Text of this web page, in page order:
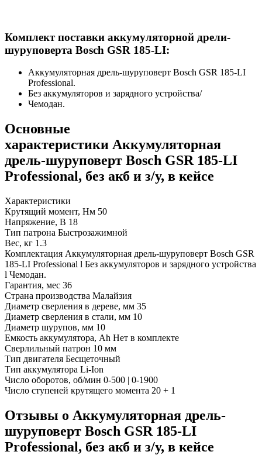
Комплект поставки аккумуляторной дрели-
шуруповерта Bosch GSR 185-LI:
Аккумуляторная дрель-шуруповерт Bosch GSR 185-LI
Professional.
Без аккумуляторов и зарядного устройства/
Чемодан.
Основные
характеристики Аккумуляторная
дрель-шуруповерт Bosch GSR 185-LI
Professional, без акб и з/у, в кейсе
Характеристики
Крутящий момент, Нм 50
Напряжение, В 18
Тип патрона Быстрозажимной
Вес, кг 1.3
Комплектация Аккумуляторная дрель-шуруповерт Bosch GSR
185-LI Professional l Без аккумуляторов и зарядного устройства
l Чемодан.
Гарантия, мес 36
Страна производства Малайзия
Диаметр сверления в дереве, мм 35
Диаметр сверления в стали, мм 10
Диаметр шурупов, мм 10
Емкость аккумулятора, Ah Нет в комплекте
Сверлильный патрон 10 мм
Тип двигателя Бесщеточный
Тип аккумулятора Li-Ion
Число оборотов, об/мин 0-500 | 0-1900
Число ступеней крутящего момента 20 + 1
Отзывы о Аккумуляторная дрель-
шуруповерт Bosch GSR 185-LI
Professional, без акб и з/у, в кейсе